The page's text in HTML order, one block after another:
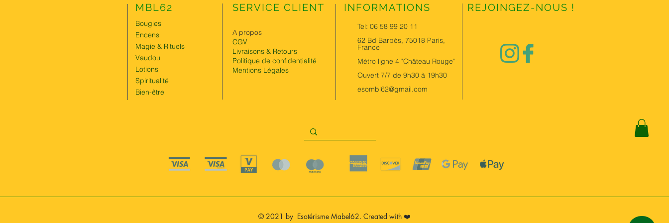
MBL62
Bougies
Encens
Magie & Rituels
Vaudou
Lotions
Spiritualité
Bien-être
SERVICE CLIENT
A propos
CGV
Livraisons & Retours
Politique de confidentialité
Mentions Légales
INFORMATIONS
Tel: 06 58 99 20 11
62 Bd Barbès, 75018 Paris,
France
Métro ligne 4 "Château Rouge"
Ouvert 7/7 de 9h30 à 19h30
esombl62@gmail.com
REJOINGEZ-NOUS !
© 2021 by Esotérisme Mabel62. Created with ❤️